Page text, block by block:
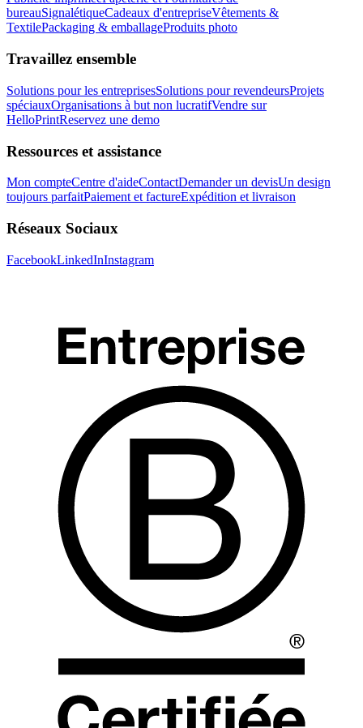
bureauSignalétiqueCadeaux d'entrepriseVêtements &
TextilePackaging & emballageProduits photo
Travaillez ensemble
Solutions pour les entreprisesSolutions pour revendeursProjets
spéciauxOrganisations à but non lucratifVendre sur
HelloPrintReservez une demo
Ressources et assistance
Mon compteCentre d'aideContactDemander un devisUn design
toujours parfaitPaiement et factureExpédition et livraison
Réseaux Sociaux
FacebookLinkedInInstagram